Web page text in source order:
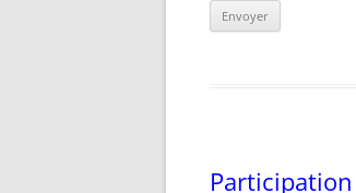
Participation